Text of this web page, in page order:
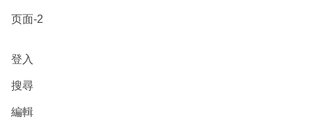
页面-2
登入
搜尋
編輯